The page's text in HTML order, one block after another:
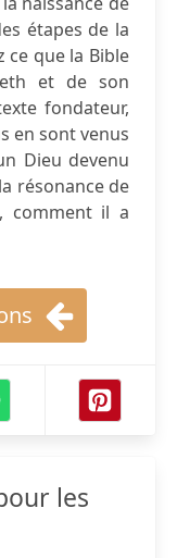
étapes de la
ce que la Bible
et de son
fondateur,
en sont venus
Dieu devenu
résonance de
comment il a
les